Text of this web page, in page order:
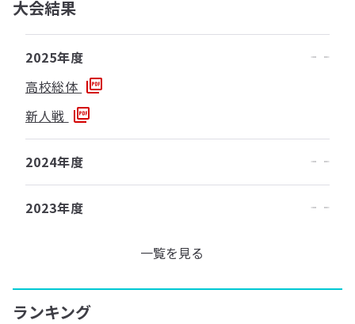
大会結果
2025年度
高校総体
新人戦
2024年度
2023年度
一覧を見る
ランキング